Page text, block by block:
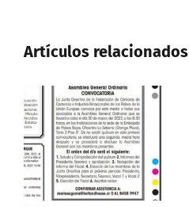
Artículos relacionados